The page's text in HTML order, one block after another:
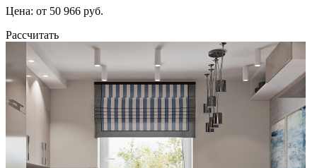
Цена: от 50 966 руб.
Рассчитать